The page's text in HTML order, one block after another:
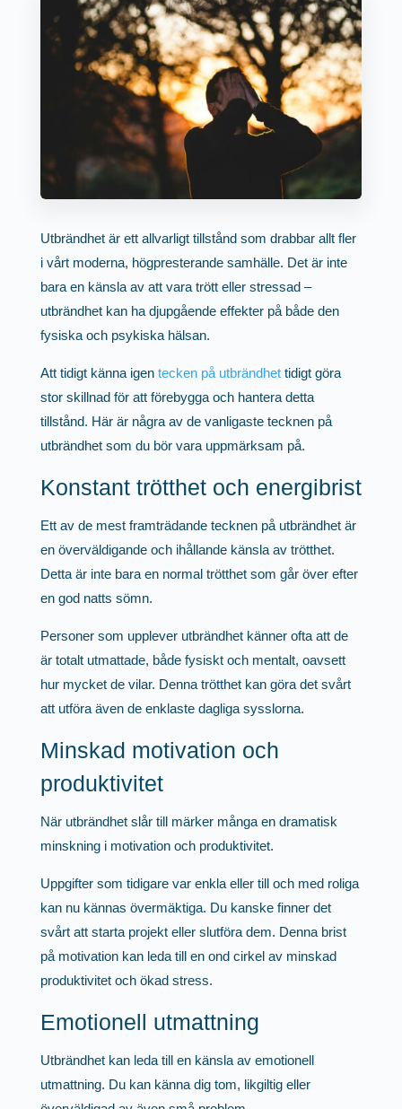
Utbrändhet är ett allvarligt tillstånd som drabbar allt fler
i vårt moderna, högpresterande samhälle. Det är inte
bara en känsla av att vara trött eller stressad –
utbrändhet kan ha djupgående effekter på både den
fysiska och psykiska hälsan.
Att tidigt känna igen tecken på utbrändhettidigt göra
stor skillnad för att förebygga och hantera detta
tillstånd. Här är några av de vanligaste tecknen på
utbrändhet som du bör vara uppmärksam på.
Konstant trötthet och energibrist
Ett av de mest framträdande tecknen på utbrändhet är
en överväldigande och ihållande känsla av trötthet.
Detta är inte bara en normal trötthet som går över efter
en god natts sömn.
Personer som upplever utbrändhet känner ofta att de
är totalt utmattade, både fysiskt och mentalt, oavsett
hur mycket de vilar. Denna trötthet kan göra det svårt
att utföra även de enklaste dagliga sysslorna.
Minskad motivation och
produktivitet
När utbrändhet slår till märker många en dramatisk
minskning i motivation och produktivitet.
Uppgifter som tidigare var enkla eller till och med roliga
kan nu kännas övermäktiga. Du kanske finner det
svårt att starta projekt eller slutföra dem. Denna brist
på motivation kan leda till en ond cirkel av minskad
produktivitet och ökad stress.
Emotionell utmattning
Utbrändhet kan leda till en känsla av emotionell
utmattning. Du kan känna dig tom, likgiltig eller